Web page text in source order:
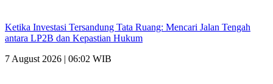
Ketika Investasi Tersandung Tata Ruang: Mencari Jalan Tengah
antara LP2B dan Kepastian Hukum
7 August 2026 | 06:02 WIB